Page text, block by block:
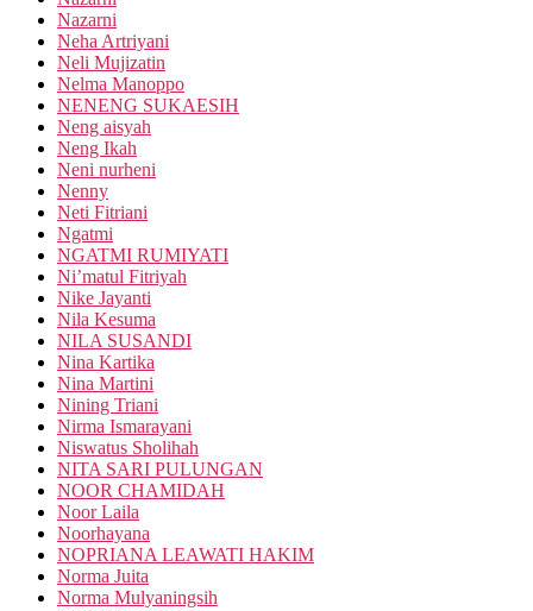
Nazarni
Neha Artriyani
Neli Mujizatin
Nelma Manoppo
NENENG SUKAESIH
Neng aisyah
Neng Ikah
Neni nurheni
Nenny
Neti Fitriani
Ngatmi
NGATMI RUMIYATI
Ni’matul Fitriyah
Nike Jayanti
Nila Kesuma
NILA SUSANDI
Nina Kartika
Nina Martini
Nining Triani
Nirma Ismarayani
Niswatus Sholihah
NITA SARI PULUNGAN
NOOR CHAMIDAH
Noor Laila
Noorhayana
NOPRIANA LEAWATI HAKIM
Norma Juita
Norma Mulyaningsih